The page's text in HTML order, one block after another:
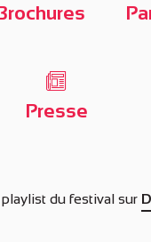
Presse
du festival sur